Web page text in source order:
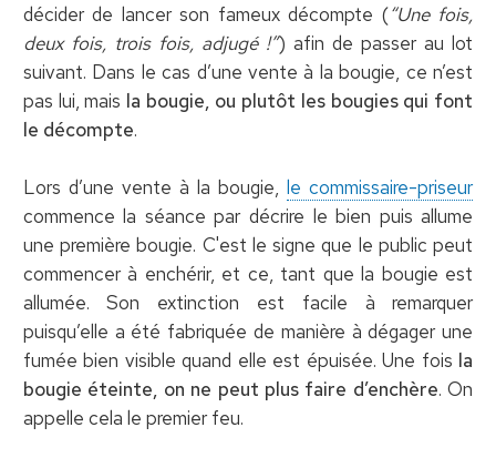
décider de lancer son fameux décompte (“Une fois,
deux fois, trois fois, adjugé !”) afin de passer au lot
suivant. Dans le cas d’une vente à la bougie, ce n’est
pas lui, mais la bougie, ou plutôt les bougies qui font
le décompte.
Lors d’une vente à la bougie,le commissaire-priseur
commence la séance par décrire le bien puis allume
une première bougie. C'est le signe que le public peut
commencer à enchérir⁣, et ce, tant que la bougie est
allumée. Son extinction est facile à remarquer
puisqu’elle a été fabriquée de manière à dégager une
fumée bien visible quand elle est épuisée. Une fois la
bougie éteinte, on ne peut plus faire d’enchère. On
appelle cela le premier feu.